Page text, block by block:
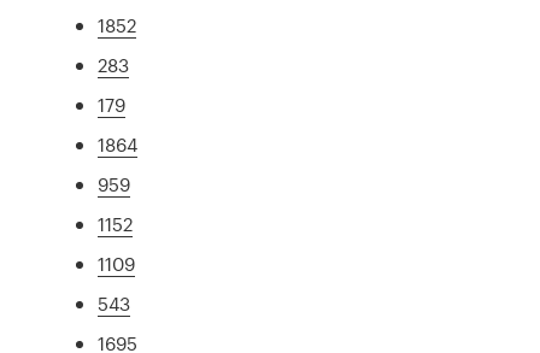
1852
283
179
1864
959
1152
1109
543
1695